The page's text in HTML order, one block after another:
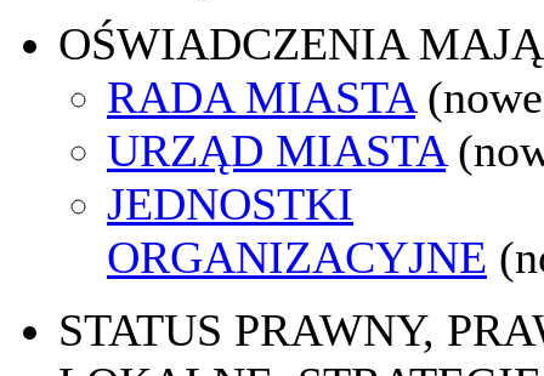
OŚWIADCZENIA
RADA MIASTA
URZĄD MIASTA
JEDNOSTKI
ORGANIZACYJNE
STATUS PRAWNY,